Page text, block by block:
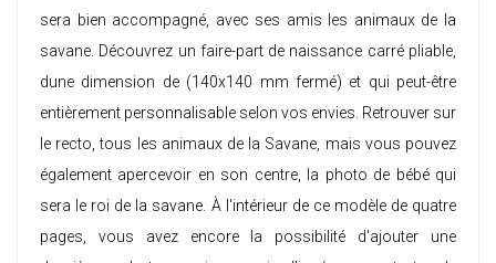
sera bien accompagné, avec ses amis les animaux de la
savane. Découvrez un faire-part de naissance carrépliable,
dune dimension de (140x140 mm fermé) et qui peut-être
entièrement personnalisable selon vos envies. Retrouver sur
le recto, tous les animaux de la Savane, mais vous pouvez
également apercevoir en son centre, la photo de bébé qui
sera le roi de la savane. À l'intérieur de ce modèle de quatre
pages, vous avez encore la possibilité d'ajouter une